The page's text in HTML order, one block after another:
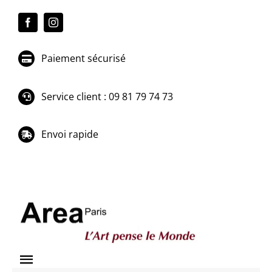
Paiement sécurisé
Service client : 09 81 79 74 73
Envoi rapide